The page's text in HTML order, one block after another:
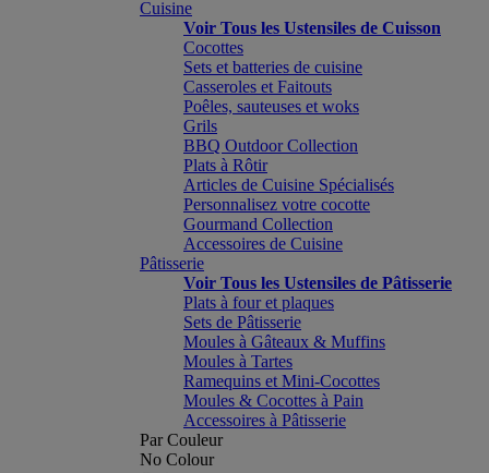
Cuisine
Voir Tous les Ustensiles de Cuisson
Cocottes
Sets et batteries de cuisine
Casseroles et Faitouts
Poêles, sauteuses et woks
Grils
BBQ Outdoor Collection
Plats à Rôtir
Articles de Cuisine Spécialisés
Personnalisez votre cocotte
Gourmand Collection
Accessoires de Cuisine
Pâtisserie
Voir Tous les Ustensiles de Pâtisserie
Plats à four et plaques
Sets de Pâtisserie
Moules à Gâteaux & Muffins
Moules à Tartes
Ramequins et Mini-Cocottes
Moules & Cocottes à Pain
Accessoires à Pâtisserie
Par Couleur
No Colour